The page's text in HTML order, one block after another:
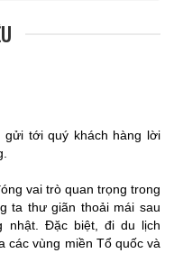
tới quý khách hàng lời
vai trò quan trọng trong
ta thư giãn thoải mái sau
nhật. Đặc biệt, đi du lịch
các vùng miền Tổ quốc và